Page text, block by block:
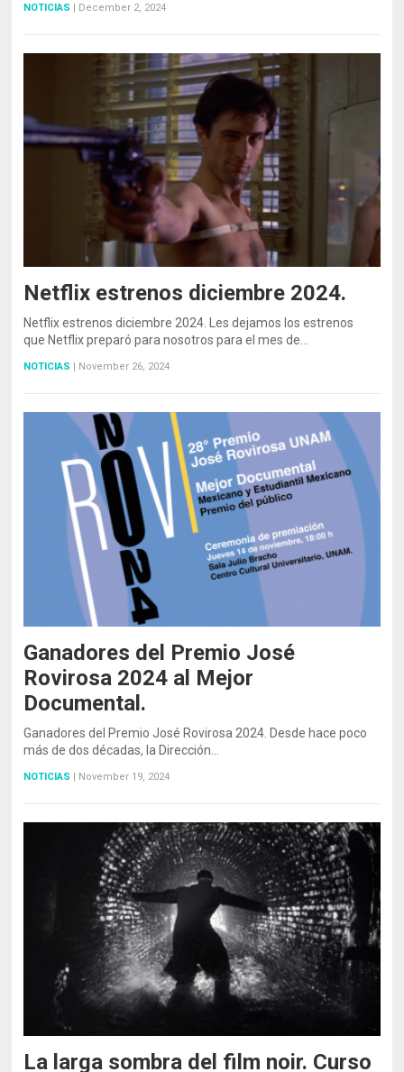
NOTICIAS | December 2, 2024
Netflix estrenos diciembre 2024.
Netflix estrenos diciembre 2024. Les dejamos los estrenos
que Netflix preparó para nosotros para el mes de…
NOTICIAS November 26, 2024
Ganadores del Premio José
Rovirosa 2024 al Mejor
Documental.
Ganadores del Premio José Rovirosa 2024. Desde hace poco
más de dos décadas, la Dirección…
NOTICIAS | November 19, 2024
La larga sombra del film noir. Curso